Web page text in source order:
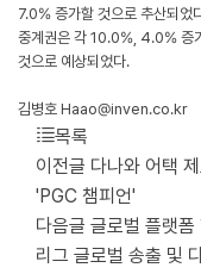
7.0% 증가할 것으로 추산되었
중계권은 각 10.0%, 4.0% 증
것으로 예상되었다.
김병호 Haao@inven.co.kr
목록
이전글 다나와 어택
'PGC 챔피언'
다음글 글로벌 플랫
리그 글로벌 송출 및